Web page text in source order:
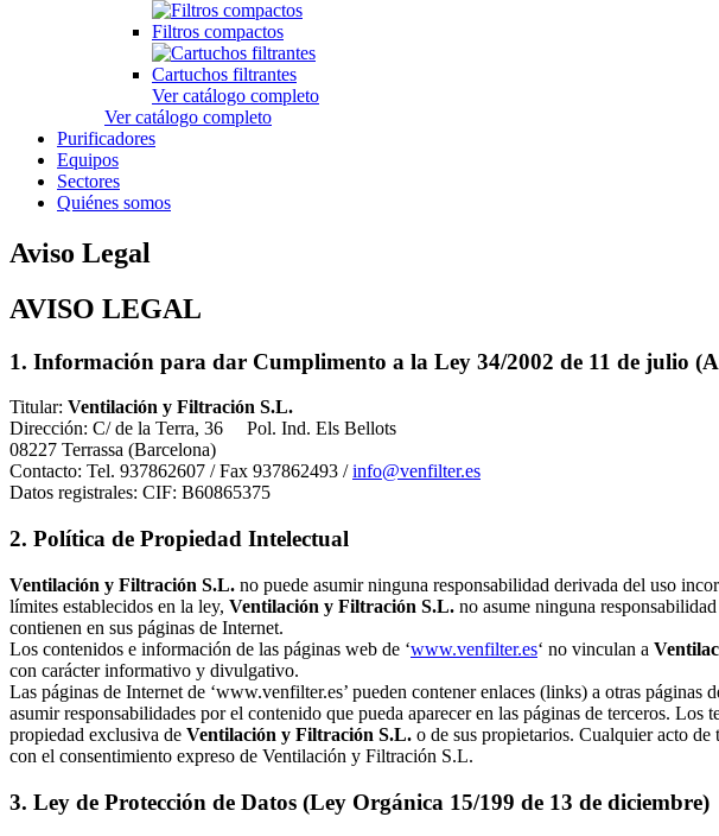
Filtros compactos
Cartuchos filtrantes
Ver catálogo completo
Ver catálogo completo
Purificadores
Equipos
Sectores
Quiénes somos
Aviso Legal
AVISO LEGAL
1. Información para dar Cumplimento a la Ley 34/2002 de 11 de julio
Titular: Ventilación y Filtración S.L.
Dirección: C/ de la Terra, 36 Pol. Ind. Els Bellots
08227 Terrassa (Barcelona)
Contacto: Tel. 937862607 / Fax 937862493 /info@venfilter.es
Datos registrales: CIF: B60865375
2. Política de Propiedad Intelectual
Ventilación y Filtración S.L. no puede asumir ninguna responsabilidad derivada del uso
límites establecidos en la ley, Ventilación y Filtración S.L. no asume ninguna
contienen en sus páginas de Internet.
Los contenidos e información de las páginas web de ‘www.venfilter.es‘ no vinculan a
con carácter informativo y divulgativo.
Las páginas de Internet de ‘www.venfilter.es’ pueden contener enlaces (links) a otras
asumir responsabilidades por el contenido que pueda aparecer en las páginas de terceros.
propiedad exclusiva de Ventilación y Filtración S.L. o de sus propietarios. Cualquier acto
con el consentimiento expreso de Ventilación y Filtración S.L.
3. Ley de Protección de Datos (Ley Orgánica 15/199 de 13 de diciembre)